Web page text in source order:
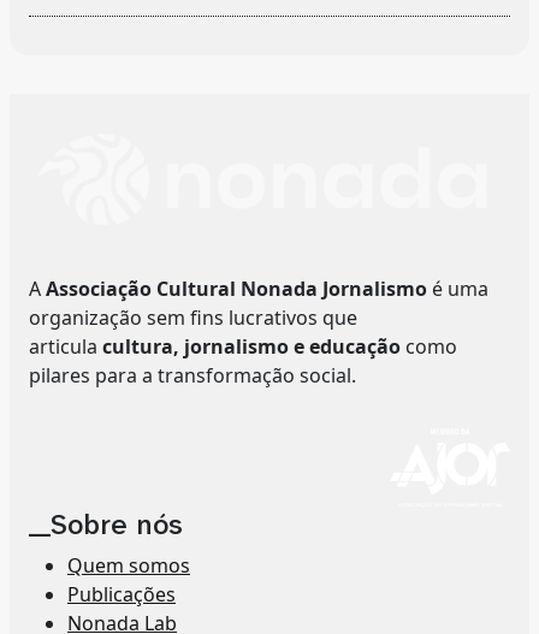
AAssociação Cultural Nonada Jornalismo é uma
organização sem fins lucrativos que
articula cultura, jornalismo e educação como
pilares para a transformação social.
__Sobre nós
Quem somos
Publicações
Nonada Lab